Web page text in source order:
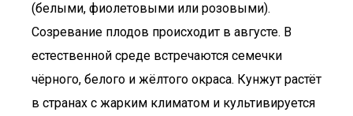
(белыми, фиолетовыми или розовыми).
Созревание плодов происходит в августе. В
естественной среде встречаются семечки
чёрного, белого и жёлтого окраса. Кунжут растёт
в странах с жарким климатом и культивируется